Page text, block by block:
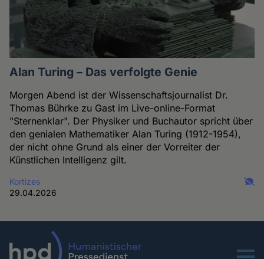
Alan Turing – Das verfolgte Genie
Morgen Abend ist der Wissenschaftsjournalist Dr.
Thomas Bührke zu Gast im Live-online-Format
"Sternenklar". Der Physiker und Buchautor spricht über
den genialen Mathematiker Alan Turing (1912-1954),
der nicht ohne Grund als einer der Vorreiter der
Künstlichen Intelligenz gilt.
Kortizes
29.04.2026